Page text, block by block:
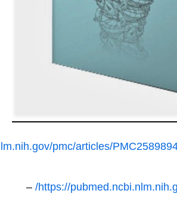
pmc/articles/
https://
–